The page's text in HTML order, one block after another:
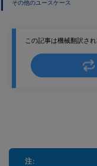
この記事は機械翻訳さ
注:
その他のユースケース